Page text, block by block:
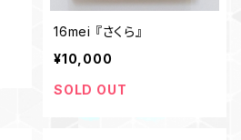
16mei 『さくら』
¥10,000
SOLD OUT